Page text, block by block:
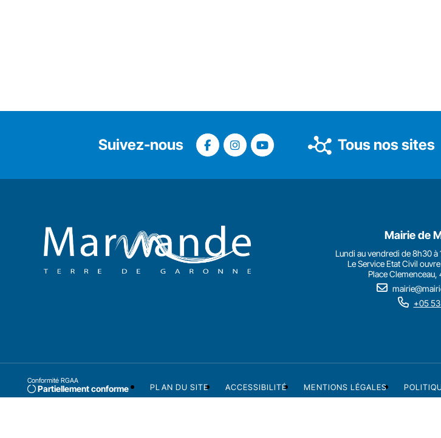
Suivez-nous Tous nos sites
Mairie de
Lundi au vendredi de 8h30 à
Le Service Etat Civil
Place
+05
Conformité RGAA
Partiellement conforme PLAN DU SITE ACCESSIBILITÉ MENTIONS LÉGALES